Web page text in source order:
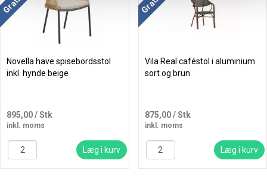
Novella have spisebordsstol
inkl. hynde beige
895,00/ Stk
inkl. moms
Læg i kurv
Vila Real caféstol i aluminium
sort og brun
875,00/ Stk
inkl. moms
Læg i kurv